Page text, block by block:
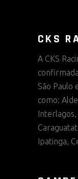
CKS
A CKS
São Paulo
como:
Ipatinga,